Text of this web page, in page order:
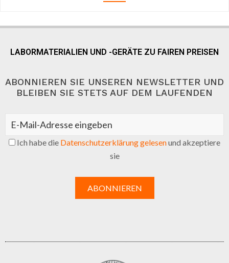
LABORMATERIALIEN UND -GERÄTE ZU FAIREN PREISEN
ABONNIEREN SIE UNSEREN NEWSLETTER UND
BLEIBEN SIE STETS AUF DEM LAUFENDEN
Ich habe die Datenschutzerklärung gelesenund akzeptiere
sie